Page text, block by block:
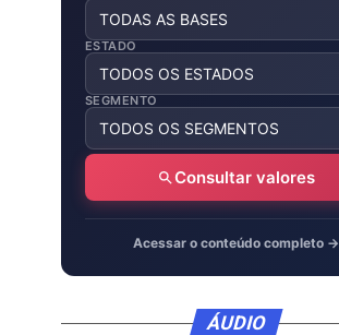
ESTADO
SEGMENTO
Consultar valores
Acessar o conteúdo completo →
ÁUDIO